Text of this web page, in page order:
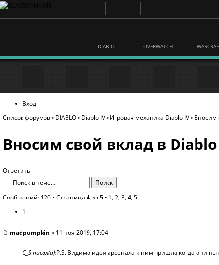
DIABLO OVERWATCH
Вход
Список форумов‹ DIABLO‹ Diablo IV‹ Игровая механика Diablo IV‹ Вносим
Вносим свой вклад в
Ответить
Сообщений: 120 • Страница 4 из5 • 1, 2, 3, 4, 5
1
madpumpkin » 11 ноя 2019, 17:04
C_S писал(а):P.S. Видимо идея арсенала к ним пришла когда они